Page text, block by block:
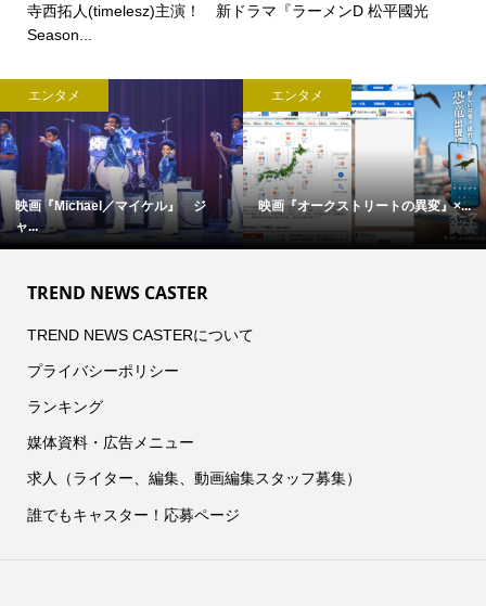
寺西拓人(timelesz)主演！ 新ドラマ『ラーメンD 松平國光
Season...
エンタメ
映画『Michael／マイケル』 ジ
ャ...
エンタメ
映画『オークストリートの異変』×...
TREND NEWS CASTER
TREND NEWS CASTERについて
プライバシーポリシー
ランキング
媒体資料・広告メニュー
求人（ライター、編集、動画編集スタッフ募集）
誰でもキャスター！応募ページ